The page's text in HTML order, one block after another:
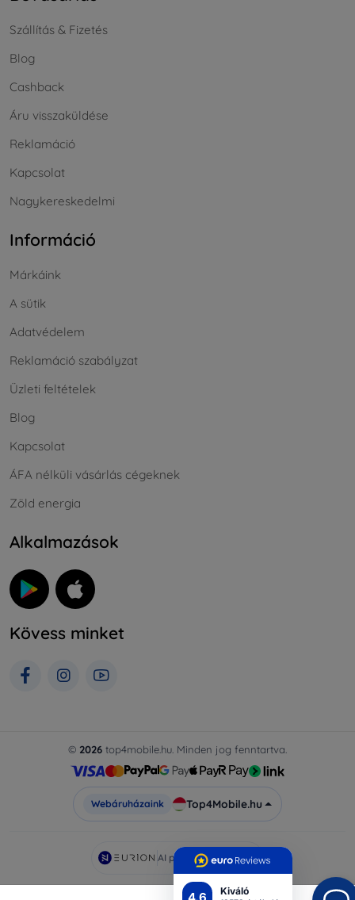
4.6 Kiváló
Szállítás & Fizetés
Blog
Cashback
Áru visszaküldése
Reklamáció
Kapcsolat
Nagykereskedelmi
Információ
Márkáink
A sütik
Adatvédelem
Reklamáció szabályzat
Üzleti feltételek
Blog
Kapcsolat
ÁFA nélküli vásárlás cégeknek
Zöld energia
Alkalmazások
Kövess minket
© 2026 top4mobile.hu. Minden jog fenntartva.
Webáruházaink Top4Mobile.hu
AI powered byEurion